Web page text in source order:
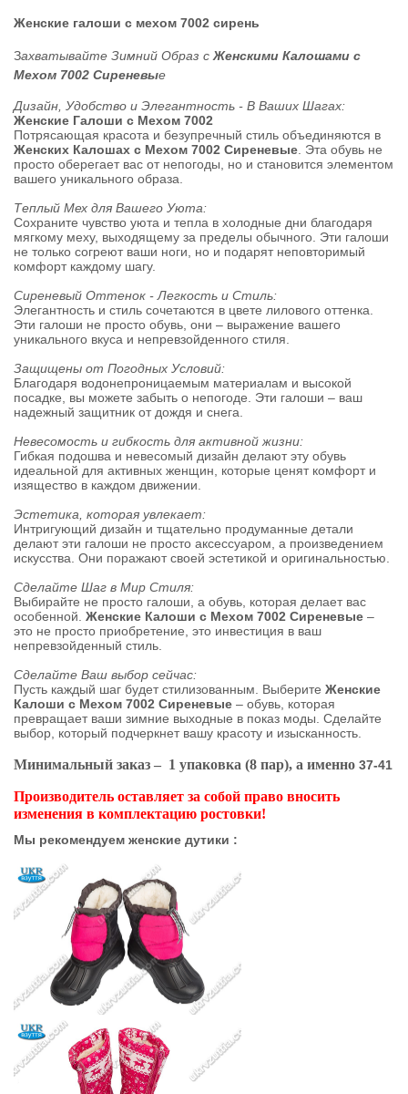
Женские галоши с мехом 7002 сирень
Захватывайте Зимний Образ с Женскими Калошами с
Мехом 7002 Сиреневые
Дизайн, Удобство и Элегантность - В Ваших Шагах:
Женские Галоши с Мехом 7002
Потрясающая красота и безупречный стиль объединяются в
Женских Калошах с Мехом 7002 Сиреневые . Эта обувь не
просто оберегает вас от непогоды, но и становится элементом
вашего уникального образа.
Теплый Мех для Вашего Уюта:
Сохраните чувство уюта и тепла в холодные дни благодаря
мягкому меху, выходящему за пределы обычного. Эти галоши
не только согреют ваши ноги, но и подарят неповторимый
комфорт каждому шагу.
Сиреневый Оттенок - Легкость и Стиль:
Элегантность и стиль сочетаются в цвете лилового оттенка.
Эти галоши не просто обувь, они – выражение вашего
уникального вкуса и непревзойденного стиля.
Защищены от Погодных Условий:
Благодаря водонепроницаемым материалам и высокой
посадке, вы можете забыть о непогоде. Эти галоши – ваш
надежный защитник от дождя и снега.
Невесомость и гибкость для активной жизни:
Гибкая подошва и невесомый дизайн делают эту обувь
идеальной для активных женщин, которые ценят комфорт и
изящество в каждом движении.
Эстетика, которая увлекает:
Интригующий дизайн и тщательно продуманные детали
делают эти галоши не просто аксессуаром, а произведением
искусства. Они поражают своей эстетикой и оригинальностью.
Сделайте Шаг в Мир Стиля:
Выбирайте не просто галоши, а обувь, которая делает вас
особенной. Женские Калоши с Мехом 7002 Сиреневые –
это не просто приобретение, это инвестиция в ваш
непревзойденный стиль.
Сделайте Ваш выбор сейчас:
Пусть каждый шаг будет стилизованным. Выберите Женские
Калоши с Мехом 7002 Сиреневые – обувь, которая
превращает ваши зимние выходные в показ моды. Сделайте
выбор, который подчеркнет вашу красоту и изысканность.
Минимальный заказ – 1 упаковка (8 пар), а именно 37-41
Производитель оставляет за собой право вносить
изменения в комплектацию ростовки!
Мы рекомендуем женские дутики :